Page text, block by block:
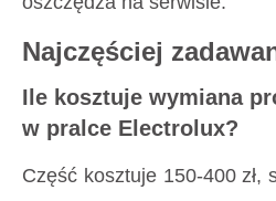
Najczęściej
Ile kosztuje wymiana
w pralce Electrolux?
Część kosztuje 150-400 zł,